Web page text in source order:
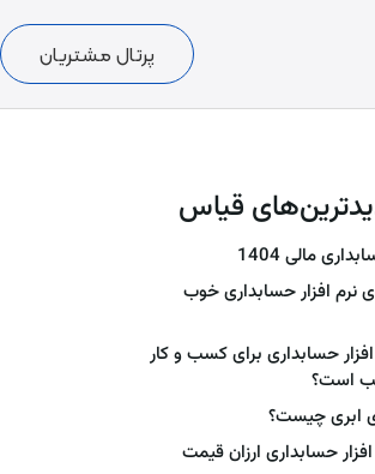
پرتال مشتریان
قیاس
مالی 1404
نرم افزار حسابداری خوب
حسابداری برای کسب و کار
است؟
ابری چیست؟
حسابداری ارزان قیمت